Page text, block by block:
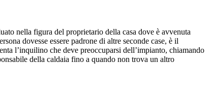
nella figura del proprietario della casa dove è avvenuta
dovesse essere padrone di altre seconde case, è il
l’inquilino che deve preoccuparsi dell’impianto, chiamando
della caldaia fino a quando non trova un altro